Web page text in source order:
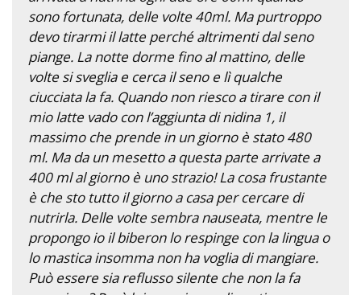
sono fortunata, delle volte 40ml. Ma purtroppo
devo tirarmi il latte perché altrimenti dal seno
piange. La notte dorme fino al mattino, delle
volte si sveglia e cerca il seno e lì qualche
ciucciata la fa. Quando non riesco a tirare con il
mio latte vado con l’aggiunta di nidina 1, il
massimo che prende in un giorno è stato 480
ml. Ma da un mesetto a questa parte arrivate a
400 ml al giorno è uno strazio! La cosa frustante
è che sto tutto il giorno a casa per cercare di
nutrirla. Delle volte sembra nauseata, mentre le
propongo io il biberon lo respinge con la lingua o
lo mastica insomma non ha voglia di mangiare.
Può essere sia reflusso silente che non la fa